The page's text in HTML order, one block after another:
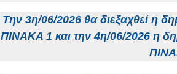
Την 3η/06/2026 θα διεξαχθεί η
ΠΙΝΑΚΑ 1 και την 4η/06/2026 η